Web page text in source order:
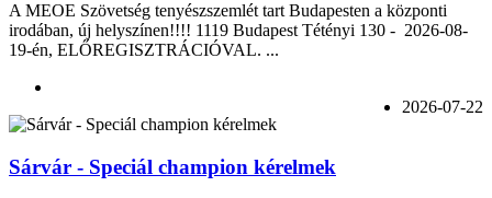
A MEOE Szövetség tenyészszemlét tart Budapesten a központi
irodában, új helyszínen!!!! 1119 Budapest Tétényi 130 - 2026-08-
19-én, ELŐREGISZTRÁCIÓVAL. ...
2026-07-22
Sárvár - Speciál champion kérelmek